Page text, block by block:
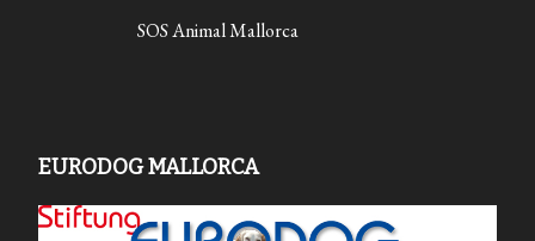
SOS Animal Mallorca
EURODOG MALLORCA